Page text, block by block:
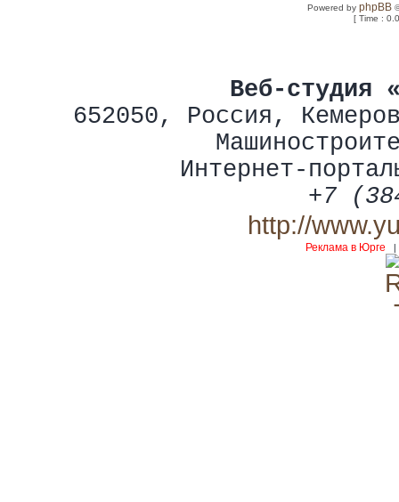
Powered byphpBB
[ Time :
Веб-студия
652050, Россия ,
Интернет-
+7
http://
Реклама в Юрге